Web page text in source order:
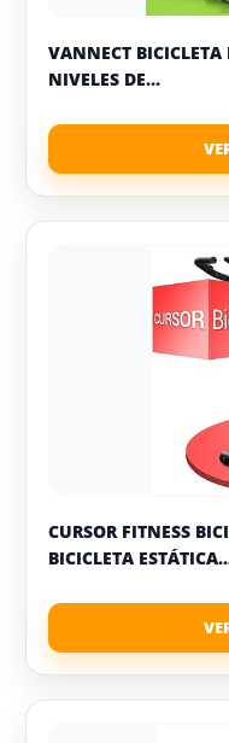
VANNECT BICICLETA
NIVELES DE...
CURSOR FITNESS
BICICLETA